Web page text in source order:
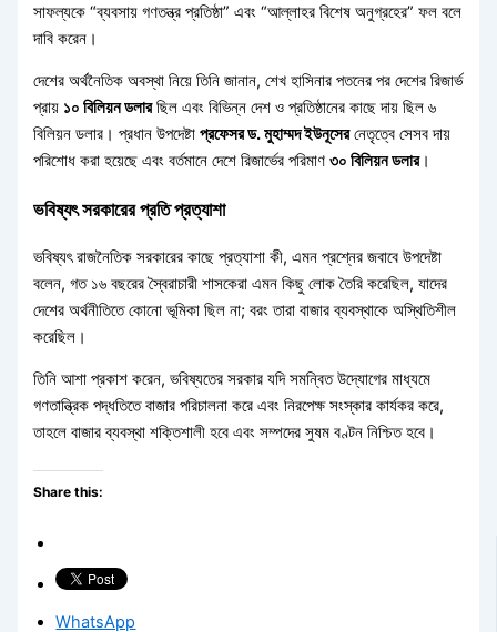
সাফল্যকে “ব্যবসায় গণতন্ত্র প্রতিষ্ঠা” এবং “আল্লাহর বিশেষ অনুগ্রহের” ফল বলে
দাবি করেন।
দেশের অর্থনৈতিক অবস্থা নিয়ে তিনি জানান, শেখ হাসিনার পতনের পর দেশের রিজার্ভ
প্রায় ১০ বিলিয়ন ডলারছিল এবং বিভিন্ন দেশ ও প্রতিষ্ঠানের কাছে দায় ছিল ৬
বিলিয়ন ডলার। প্রধান উপদেষ্টাপ্রফেসর ড. মুহাম্মদ ইউনূসেরনেতৃত্বে সেসব দায়
পরিশোধ করা হয়েছে এবং বর্তমানে দেশে রিজার্ভের পরিমাণ৩০ বিলিয়ন ডলার।
ভবিষ্যৎ সরকারের প্রতি প্রত্যাশা
ভবিষ্যৎ রাজনৈতিক সরকারের কাছে প্রত্যাশা কী, এমন প্রশ্নের জবাবে উপদেষ্টা
বলেন, গত ১৬ বছরের স্বৈরাচারী শাসকেরা এমন কিছু লোক তৈরি করেছিল, যাদের
দেশের অর্থনীতিতে কোনো ভূমিকা ছিল না; বরং তারা বাজার ব্যবস্থাকে অস্থিতিশীল
করেছিল।
তিনি আশা প্রকাশ করেন, ভবিষ্যতের সরকার যদি সমন্বিত উদ্যোগের মাধ্যমে
গণতান্ত্রিক পদ্ধতিতে বাজার পরিচালনা করে এবং নিরপেক্ষ সংস্কার কার্যকর করে,
তাহলে বাজার ব্যবস্থা শক্তিশালী হবে এবং সম্পদের সুষম বণ্টন নিশ্চিত হবে।
Share this:
WhatsApp